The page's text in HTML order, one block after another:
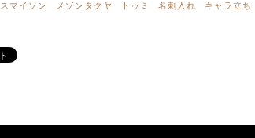
スマイソン メゾンタクヤ トゥミ 名刺入れ キャラ立ち